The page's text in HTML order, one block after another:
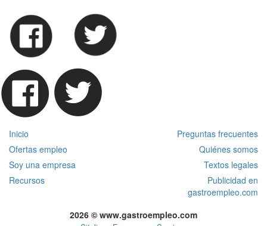
Inicio
Preguntas frecuentes
Ofertas empleo
Quiénes somos
Soy una empresa
Textos legales
Recursos
Publicidad en
gastroempleo.com
2026 © www.gastroempleo.com